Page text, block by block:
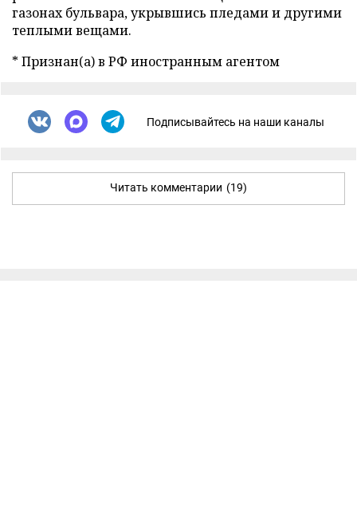
газонах бульвара, укрывшись пледами и другими
теплыми вещами.
* Признан(а) в РФ иностранным агентом
Подписывайтесь на наши каналы
Читать комментарии (19)